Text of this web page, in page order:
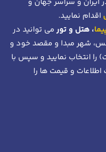
اقدام نمایید.
، هتل و تورمی توانید در
شهر مبدا و مقصد خود و
را انتخاب نمایید و سپس با
اطلاعات و قیمت ها را